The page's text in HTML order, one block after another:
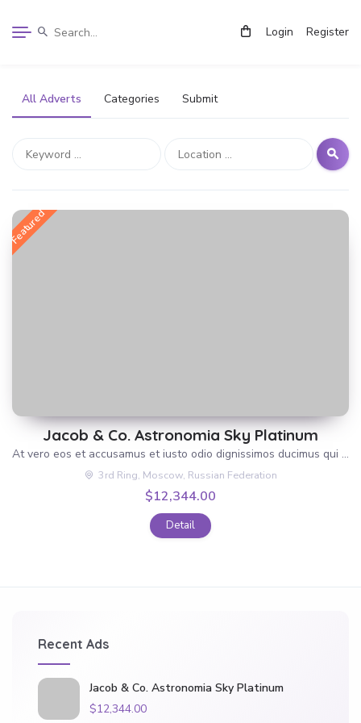
Login Register
All Adverts Categories Submit
Featured
Jacob & Co. Astronomia Sky Platinum
At vero eos et accusamus et iusto odio dignissimos ducimus qui blanditiis praesentium voluptatum deleniti atque corrupti quos dolores et quas molestias excepturi sint occaecati cupiditate non provident, similique sunt in culpa qui officia deserunt mollitia animi, id est laborum et dolorum fuga. Et harum quidem rerum facilis est et expedita distinctio. Nam libero tempore, […]
3rd Ring, Moscow, Russian Federation
$12,344.00
Detail
Recent Ads
Jacob & Co. Astronomia Sky Platinum
$12,344.00